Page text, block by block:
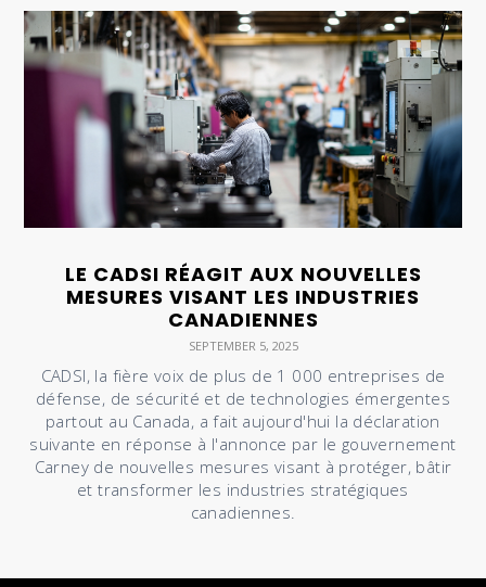
LE CADSI RÉAGIT AUX NOUVELLES
MESURES VISANT LES INDUSTRIES
CANADIENNES
SEPTEMBER 5, 2025
CADSI, la fière voix de plus de 1 000 entreprises de
défense, de sécurité et de technologies émergentes
partout au Canada, a fait aujourd'hui la déclaration
suivante en réponse à l'annonce par le gouvernement
Carney de nouvelles mesures visant à protéger, bâtir
et transformer les industries stratégiques
canadiennes.